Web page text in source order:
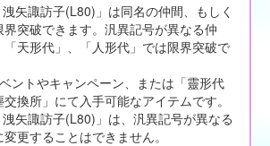
矢諏訪子(L80)」は同名の仲間、もしく
突破できます。汎異記号が異なる仲
天形代」、「人形代」では限界突破で
ントやキャンペーン、または「靈形代
換所」にて入手可能なアイテムです。
矢諏訪子(L80)」は、汎異記号が異なる
更することはできません。